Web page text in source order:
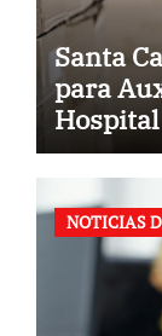
Santa
para
(BA)
NOTICIAS